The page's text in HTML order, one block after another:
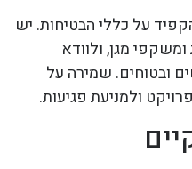
על כללי הבטיחות. יש
מגן, ולוודא
ובטוחים. שמירה על
ולמניעת פגיעות.